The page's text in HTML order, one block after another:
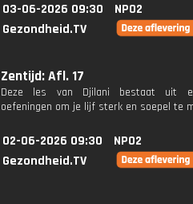
03-06-2026 09:30
NPO2
Gezondheid.TV
Zentijd: Afl. 17
Deze les van Djilani bestaat uit
oefeningen om je lijf sterk en soepel te
02-06-2026 09:30
NPO2
Gezondheid.TV